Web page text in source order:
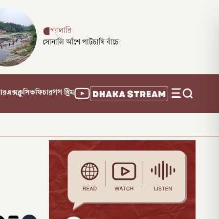
গ্যালারি
সোনালি আঁশে পাটচাষি বাঁচে
এক্সক্লুসিভফিচারপপ স্ট্রিম